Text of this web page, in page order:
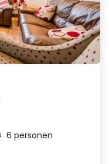
6 personen